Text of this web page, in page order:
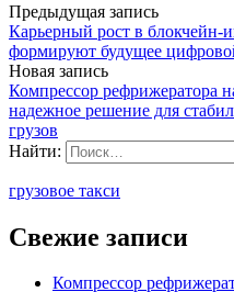
Предыдущая запись
Карьерный рост в блокчейн-
формируют будущее
Новая запись
Компрессор рефрижератора
надежное решение для
грузов
Найти:
грузовое такси
Свежие записи
Компрессор